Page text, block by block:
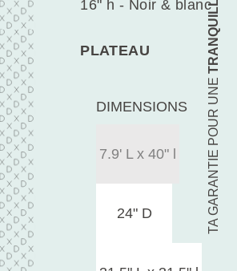
TA GARANTIE POUR UNE
16" h - Noir & blanc
PLATEAU
DIMENSIONS
7.9' L x 40" l
24" D